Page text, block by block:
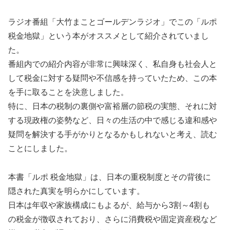
ラジオ番組「大竹まことゴールデンラジオ」でこの「ルポ
税金地獄」という本がオススメとして紹介されていまし
た。
番組内での紹介内容が非常に興味深く、私自身も社会人と
して税金に対する疑問や不信感を持っていたため、この本
を手に取ることを決意しました。
特に、日本の税制の裏側や富裕層の節税の実態、それに対
する現政権の姿勢など、日々の生活の中で感じる違和感や
疑問を解決する手がかりとなるかもしれないと考え、読む
ことにしました。
本書「ルポ 税金地獄」は、日本の重税制度とその背後に
隠された真実を明らかにしています。
日本は年収や家族構成にもよるが、給与から3割～4割も
の税金が徴収されており、さらに消費税や固定資産税など